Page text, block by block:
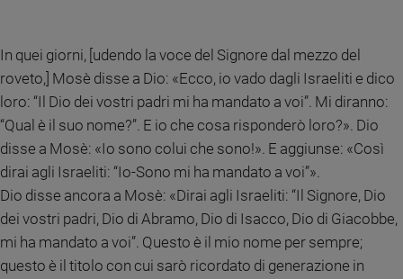
Parola
del
giorno
Santo
del
giorno
e
valori
Ambiente
In quei giorni, [udendo la voce del Signore dal mezzo del
roveto,] Mosè disse a Dio: «Ecco, io vado dagli Israeliti e dico
loro: “Il Dio dei vostri padri mi ha mandato a voi”. Mi diranno:
“Qual è il suo nome?”. E io che cosa risponderò loro?». Dio
disse a Mosè: «Io sono colui che sono!». E aggiunse: «Così
dirai agli Israeliti: “Io-Sono mi ha mandato a voi”».
Dio disse ancora a Mosè: «Dirai agli Israeliti: “Il Signore, Dio
dei vostri padri, Dio di Abramo, Dio di Isacco, Dio di Giacobbe,
mi ha mandato a voi”. Questo è il mio nome per sempre;
questo è il titolo con cui sarò ricordato di generazione in